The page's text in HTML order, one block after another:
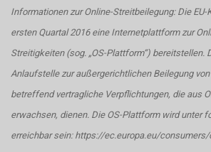
Informationen zur Online-Streitbeilegung: Die
ersten Quartal 2016 eine Internetplattform zur
Streitigkeiten (sog. „OS-Plattform“) bereitstellen.
Anlaufstelle zur außergerichtlichen Beilegung
betreffend vertragliche Verpflichtungen, die aus
erwachsen, dienen. Die OS-Plattform wird unter
erreichbar sein: https://ec.europa.eu/consumers/